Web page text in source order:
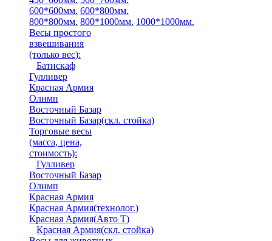
600*600мм. 600*800мм.
800*800мм. 800*1000мм. 1000*1000мм.
Весы простого
взвешивания
(только вес):
Батискаф
Гулливер
Красная Армия
Олимп
Восточный Базар
Восточный Базар(скл. стойка)
Торговые весы
(масса, цена,
стоимость):
Гулливер
Восточный Базар
Олимп
Красная Армия
Красная Армия(технолог.)
Красная Армия(Авто Т)
Красная Армия(скл. стойка)